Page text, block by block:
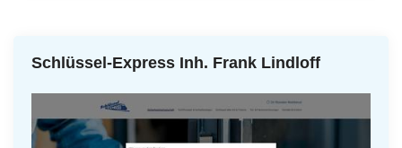
Schlüssel-Express Inh. Frank Lindloff